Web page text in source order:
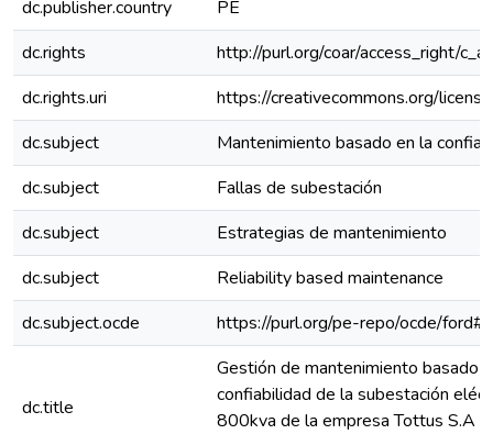
dc.publisher.country
PE
dc.rights
http://purl.org/coar/access_right/
dc.rights.uri
https://creativecommons.org/
dc.subject
Mantenimiento basado en la
dc.subject
Fallas de subestación
dc.subject
Estrategias de mantenimiento
dc.subject
Reliability based maintenance
dc.subject.ocde
https://purl.org/pe-repo/ocde/
dc.title
Gestión de mantenimiento basado
confiabilidad de la subestación
800kva de la empresa Tottus S.A